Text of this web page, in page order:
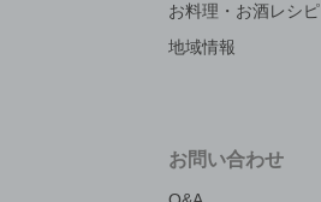
お料理・お酒レシピ
地域情報
お問い合わせ